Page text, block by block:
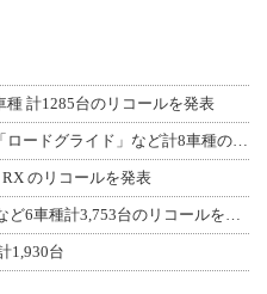
種 計1285台のリコールを発表
【ハーレー】「スポーツスターS」「ロードグライド」など計8車種のリコールを発表
のリコールを発表
【トライアンフ】ボンネビル T100 など6車種計3,753台のリコールを発表
1,930台